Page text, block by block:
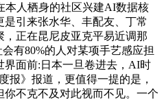
本人栖身的社区兴建AI数据核
引来张水华、丰配友、丁常
正在昆尼皮亚克平易近调那
有80%的人对某项手艺感应担
界面前:日本一旦卷进去，AI时
报》报道，更值得一提的是，
不克不及对此视而不见。一个